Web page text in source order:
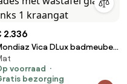
2.336
Vica DLux badmeubel
oro 4 lades met
glace links 1 kraangat
voorraad
bezorging